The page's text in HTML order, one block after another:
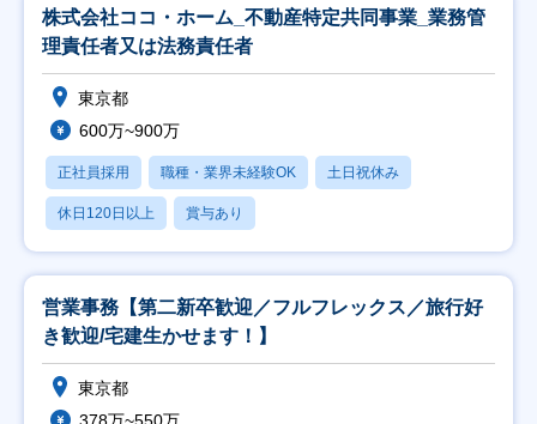
株式会社ココ・ホーム_不動産特定共同事業_業務管
理責任者又は法務責任者
東京都
600万~900万
正社員採用 職種・業界未経験OK 土日祝休み
休日120日以上 賞与あり
営業事務【第二新卒歓迎／フルフレックス／旅行好
き歓迎/宅建生かせます！】
東京都